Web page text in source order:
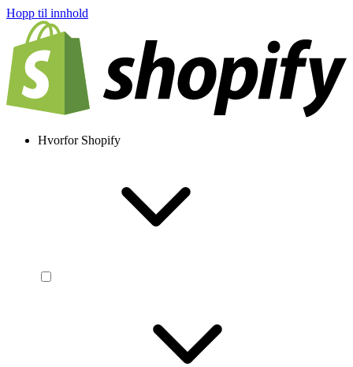
Hopp til innhold
Hvorfor Shopify